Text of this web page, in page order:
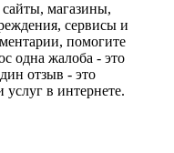
магазины,
сервисы и
помогите
одна жалоба - это
отзыв - это
в интернете.